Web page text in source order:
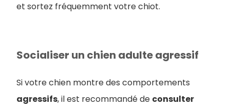
et sortez fréquemment votre chiot.
Socialiser un chien adulte agressif
Si votre chien montre des comportements
agressifs, il est recommandé de consulter